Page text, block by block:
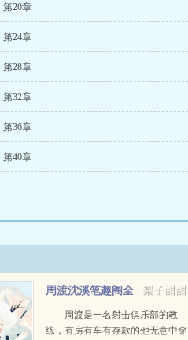
第20章
第24章
第28章
第32章
第36章
第40章
梨子甜甜
周渡沈溪笔趣阁全
文免费阅读
周渡是一名射击俱乐部的教
练，有房有车有存款的他无意中穿